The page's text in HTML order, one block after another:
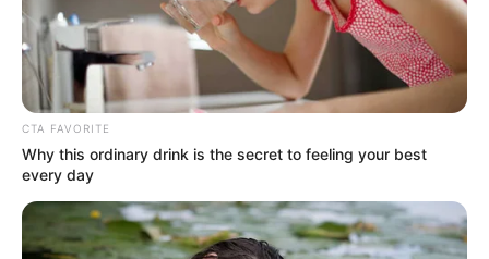
Este curso foi criado pelo Conasems para auxiliar você no
seu propósito de melhoria da prática do trabalho em saúde.
Foto/Reprodução/Conasems.
CONASEMS informa: curso gratuito, virtual e com certificado,
CTA FAVORITE
Why this ordinary drink is the secret to feeling your best
every day